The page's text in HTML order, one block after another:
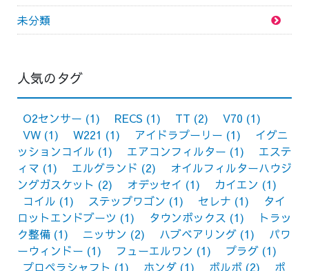
未分類
人気のタグ
O2センサー (1) RECS (1) TT (2) V70 (1)
VW (1) W221 (1) アイドラプーリー (1)
イグニ
ッションコイル (1) エアコンフィルター (1)
エステ
ィマ (1) エルグランド (2)
オイルフィルターハウジ
ングガスケット (2) オデッセイ (1) カイエン (1)
コイル (1) ステップワゴン (1) セレナ (1)
タイ
ロットエンドブーツ (1) タウンボックス (1)
トラッ
ク整備 (1) ニッサン (2) ハブベアリング (1)
パワ
ーウィンドー (1) フューエルワン (1) プラグ (1)
プロペラシャフト (1) ホンダ (1) ボルボ (2)
ポ